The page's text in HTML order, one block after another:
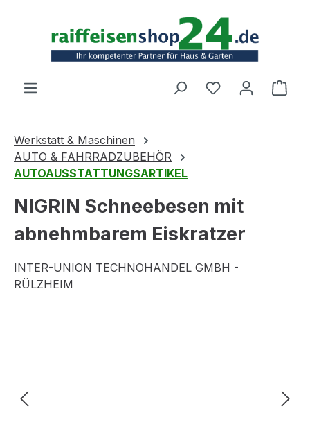
Werkstatt & Maschinen
AUTO & FAHRRADZUBEHÖR
AUTOAUSSTATTUNGSARTIKEL
NIGRIN Schneebesen mit
abnehmbarem Eiskratzer
INTER-UNION TECHNOHANDEL GMBH -
RÜLZHEIM